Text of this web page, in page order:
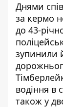
Днями
за кермо
до 43-
зупинили
водіння в
також у